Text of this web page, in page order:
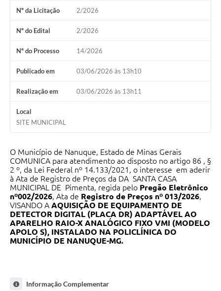
Nº da Licitação 2/2026
Nº do Edital 2/2026
Nº do Processo 14/2026
Publicado em 03/06/2026 às 13h10
Realização em 03/06/2026 às 13h11
Local
SITE MUNICIPAL
O Município de Nanuque, Estado de Minas Gerais
COMUNICA para atendimento ao disposto no artigo 86 , §
2 º, da Lei Federal nº 14.133/2021, o interesse em aderir
à Ata de Registro de Preços da DA SANTA CASA
MUNICIPAL DE Pimenta, regida pelo Pregão Eletrônico
nº002/2026, Ata de Registro de Preços nº 013/2026,
VISANDO A AQUISIÇÃO DE EQUIPAMENTO DE
DETECTOR DIGITAL (PLACA DR) ADAPTÁVEL AO
APARELHO RAIO-X ANALÓGICO FIXO VMI (MODELO
APOLO S), INSTALADO NA POLICLÍNICA DO
MUNICÍPIO DE NANUQUE-MG.
Informação Complementar